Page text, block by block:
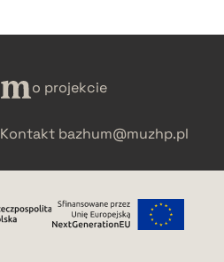
o projekcie
Kontakt bazhum@muzhp.pl